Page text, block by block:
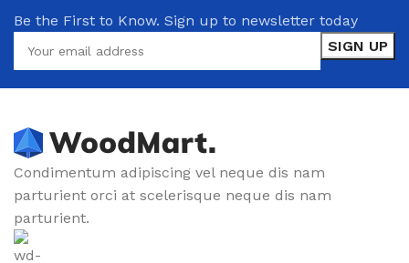
Be the First to Know. Sign up to newsletter today
Condimentum adipiscing vel neque dis nam
parturient orci at scelerisque neque dis nam
parturient.